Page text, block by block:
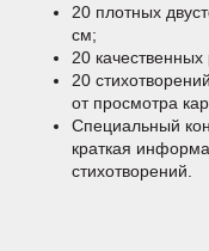
20 плотных
см;
20
20
от просмотра
Специальный
краткая
стихотворений.